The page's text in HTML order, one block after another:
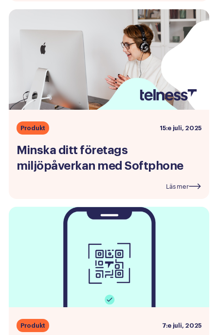
Produkt 15:e juli, 2025
Minska ditt företags
miljöpåverkan med Softphone
Läs mer
Produkt 7:e juli, 2025